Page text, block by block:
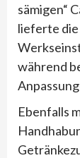
sämigen“
lieferte
während
Ebenfalls